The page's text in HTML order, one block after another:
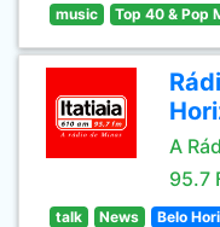
music Top 40 & Pop
A
95.7
talk News Belo